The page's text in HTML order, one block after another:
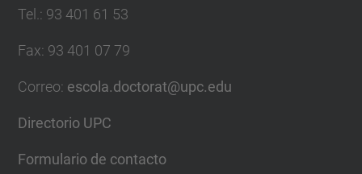
Tel.: 93 401 61 53
Fax: 93 401 07 79
Correo: escola.doctorat@upc.edu
Directorio UPC
Formulario de contacto